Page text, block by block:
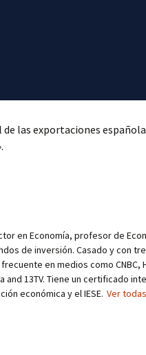
las exportaciones
en Economía, profesor de
de inversión. Casado y con
en medios como CNBC,
and 13TV. Tiene un certificado
económica y el IESE. Ver